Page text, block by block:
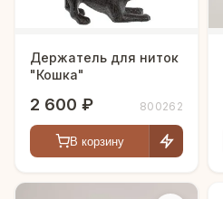
Держатель для ниток
"Кошка"
2 600 ₽ 800262
В корзину